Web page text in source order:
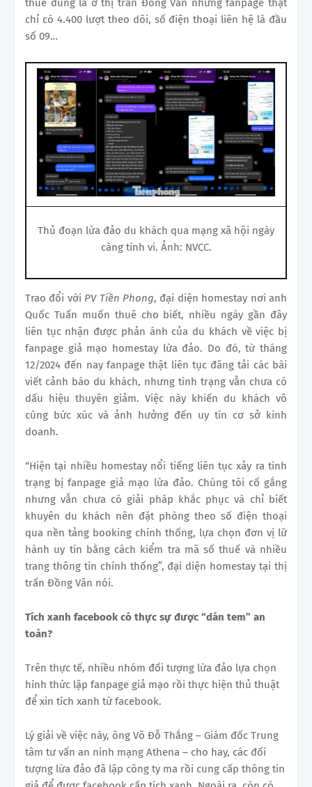
thuê đúng là ở thị trấn Đồng Văn nhưng fanpage thật
chỉ có 4.400 lượt theo dõi, số điện thoại liên hệ là đầu
số 09…
Thủ đoạn lừa đảo du khách qua mạng xã hội ngày
càng tinh vi. Ảnh: NVCC.
Trao đổi với PV Tiền Phong, đại diện homestay nơi anh
Quốc Tuấn muốn thuê cho biết, nhiều ngày gần đây
liên tục nhận được phản ánh của du khách về việc bị
fanpage giả mạo homestay lừa đảo. Do đó, từ tháng
12/2024 đến nay fanpage thật liên tục đăng tải các bài
viết cảnh báo du khách, nhưng tình trạng vẫn chưa có
dấu hiệu thuyên giảm. Việc này khiến du khách vô
cùng bức xúc và ảnh hưởng đến uy tín cơ sở kinh
doanh.
“Hiện tại nhiều homestay nổi tiếng liên tục xảy ra tình
trạng bị fanpage giả mạo lừa đảo. Chúng tôi cố gắng
nhưng vẫn chưa có giải pháp khắc phục và chỉ biết
khuyên du khách nên đặt phòng theo số điện thoại
qua nền tảng booking chính thống, lựa chọn đơn vị lữ
hành uy tín bằng cách kiểm tra mã số thuế và nhiều
trang thông tin chính thống”, đại diện homestay tại thị
trấn Đồng Văn nói.
Tích xanh facebook có thực sự được “dán tem” an
toàn?
Trên thực tế, nhiều nhóm đối tượng lừa đảo lựa chọn
hình thức lập fanpage giả mạo rồi thực hiện thủ thuật
để xin tích xanh từ facebook.
Lý giải về việc này, ông Võ Đỗ Thắng – Giám đốc Trung
tâm tư vấn an ninh mạng Athena – cho hay, các đối
tượng lừa đảo đã lập công ty ma rồi cung cấp thông tin